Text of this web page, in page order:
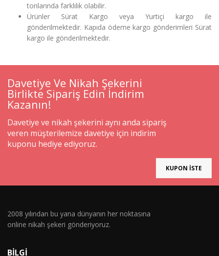
tonlarında farklılık olabilir.
Ürünler Sürat Kargo veya Yurtiçi kargo ile
gönderilmektedir. Kapıda ödeme kargo gönderimleri Sürat
kargo ile gönderilmektedir.
Davetiye Ve Nikah Şekerini
Birlikte Sipariş Edin İndirim
Kazanın!
Davetiye ve nikah şekerini aynı anda sipariş
veren müşterilemize davetiye için indirim
kuponu hediye ediyoruz.
KUPON İSTE
2008 yılından bu yana dünyanın her noktasına
online nikah şekeri gönderiyoruz.
BILGI